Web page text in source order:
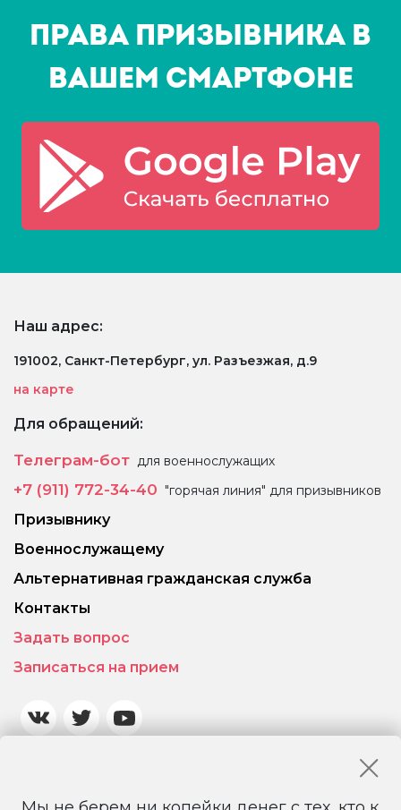
Права призывника в
Вашем смартфоне
Наш адрес:
191002, Санкт-Петербург, ул. Разъезжая, д.9
на карте
Для обращений:
Телеграм-бот для военнослужащих
+7 (911) 772-34-40 "горячая линия" для призывников
Призывнику
Военнослужащему
Альтернативная гражданская служба
Контакты
Задать вопрос
Записаться на прием